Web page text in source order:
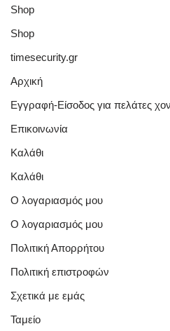
Shop
Shop
timesecurity.gr
Αρχική
Εγγραφή-Είσοδος για πελάτες
Επικοινωνία
Καλάθι
Καλάθι
Ο λογαριασμός μου
Ο λογαριασμός μου
Πολιτική Απορρήτου
Πολιτική επιστροφών
Σχετικά με εμάς
Ταμείο